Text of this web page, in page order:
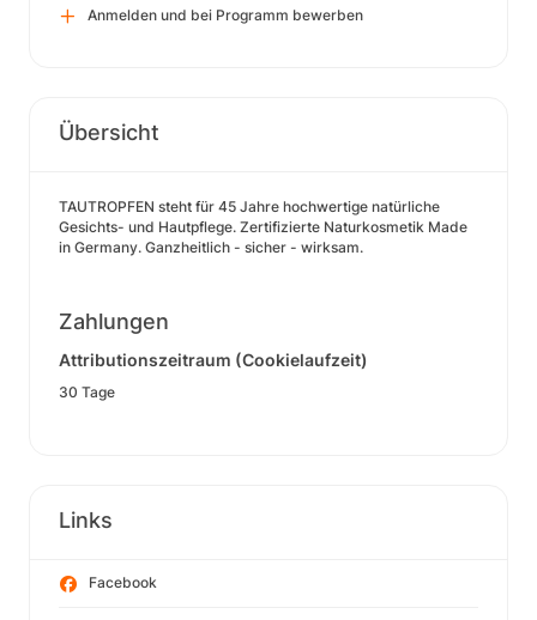
Anmelden und bei Programm bewerben
Übersicht
TAUTROPFEN steht für 45 Jahre hochwertige natürliche
Gesichts- und Hautpflege. Zertifizierte Naturkosmetik Made
in Germany. Ganzheitlich - sicher - wirksam.
Zahlungen
Attributionszeitraum (Cookielaufzeit)
30 Tage
Links
Facebook